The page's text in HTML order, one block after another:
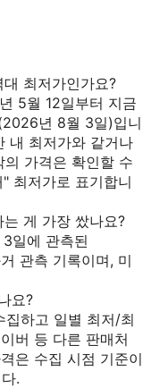
최저가인가요?
5월 12일부터 지금
년 8월 3일)입니
내 최저가와 같거나
가격은 확인할 수
최저가로 표기합니
게 가장 쌌나요?
일에 관측된
관측 기록이며, 미
요?
하고 일별 최저/최
버 등 다른 판매처
은 수집 시점 기준이
.